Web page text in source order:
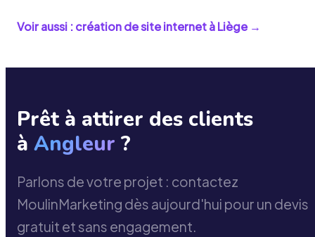
Voir aussi : création de site internet àLiège→
Prêt à attirer des clients
à Angleur ?
Parlons de votre projet : contactez
MoulinMarketing dès aujourd'hui pour un devis
gratuit et sans engagement.